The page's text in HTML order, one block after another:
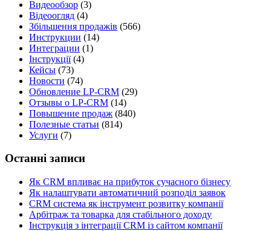
Видеообзор (3)
Відеоогляд (4)
Збільшення продажів (566)
Инструкции (14)
Интеграции (1)
Інструкції(4)
Кейсы (73)
Новости (74)
Обновление LP-CRM (29)
Отзывы о LP-CRM (14)
Повышение продаж (840)
Полезные статьи (814)
Услуги (7)
Останні записи
Як CRM впливає на прибуток сучасного бізнесу
Як налаштувати автоматичний розподіл заявок
CRM система як інструмент розвитку компанії
Арбітраж та товарка для стабільного доходу
Інструкція з інтеграції CRM із сайтом компанії